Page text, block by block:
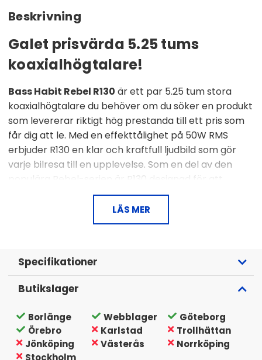
Beskrivning
Galet prisvärda 5.25 tums
koaxialhögtalare!
Bass Habit Rebel R130 är ett par 5.25 tum stora
koaxialhögtalare du behöver om du söker en produkt
som levererar riktigt hög prestanda till ett pris som
får dig att le. Med en effekttålighet på 50W RMS
erbjuder R130 en klar och kraftfull ljudbild som gör
varje bilresa till en upplevelse. Som en del av den
populära Rebel-serien är R130 designad för att
matcha perfekt med andra komponenter i samma
Frekvensomfång: 90-20.000 Hz
50W RMS / 100W MAX
85 dB känslighet
Säljs i par
Byggd för att prestera!
Bass Habit har tagit fram R130 för dig med en
begränsad budget men stora ambitioner för bilens
LÄS MER
Specifikationer
Butikslager
Borlänge Webblager
Göteborg
Örebro
Karlstad
Trollhättan
Jönköping
Västerås
Norrköping
Stockholm